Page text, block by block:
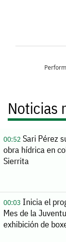
Noticias
00:52 Sari Pérez
obra hídrica en
Sierrita
00:03 Inicia el
Mes de la
exhibición de